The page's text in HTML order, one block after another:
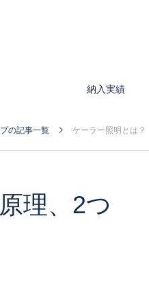
納入実績
の記事一覧 ケーラー照明とは
理、2つ